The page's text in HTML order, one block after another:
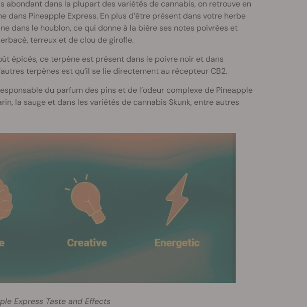
abondant dans la plupart des variétés de cannabis, on retrouve en
Pineapple Express. En plus d’être présent dans votre herbe
dans le houblon, ce qui donne à la bière ses notes poivrées et
terreux et de clou de girofle.
épicés, ce terpène est présent dans le poivre noir et dans
terpènes est qu’il se lie directement au récepteur CB2.
du parfum des pins et de l’odeur complexe de Pineapple
la sauge et dans les variétés de cannabis Skunk, entre autres
Express Taste and Effects